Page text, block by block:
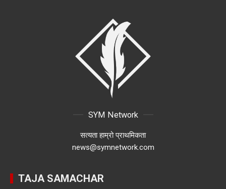
SYM Network
सत्यता हाम्रो प्राथमिकता
news@symnetwork.com
TAJA SAMACHAR